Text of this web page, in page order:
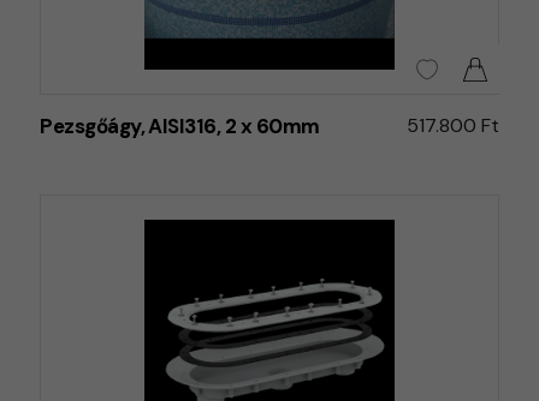
Pezsgőágy, AISI316, 2 x 60mm 517.800 Ft